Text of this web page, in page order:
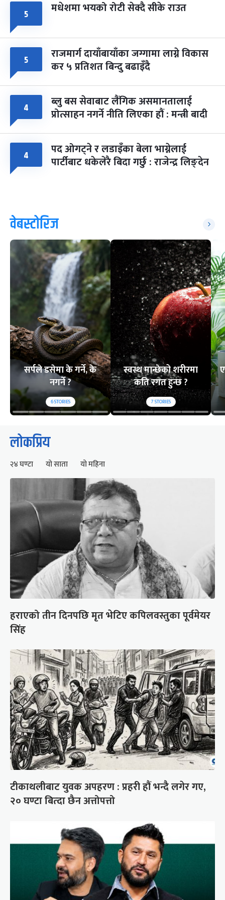
५ मधेशमा भयको रोटी सेक्दै सीके राउत
५ राजमार्ग दायाँबायाँका जग्गामा लाग्ने विकास
कर ५ प्रतिशत बिन्दु बढाइँदै
४ ब्लु बस सेवाबाट लैंगिक असमानतालाई
प्रोत्साहन नगर्ने नीति लिएका हौं : मन्त्री बादी
४ पद ओगट्ने र लडाइँका बेला भाग्नेलाई
पार्टीबाट धकेलेरै बिदा गर्छु : राजेन्द्र लिङ्देन
वेबस्टोरिज
सर्पले डसेमा के गर्ने, के
नगर्ने ?
6STORIES
स्वस्थ मान्छेको शरीरमा
कति रगत हुन्छ ?
7STORIES
लोकप्रिय
२४ घण्टा यो साता यो महिना
हराएको तीन दिनपछि मृत भेटिए कपिलवस्तुका पूर्वमेयर
सिंह
टीकाथलीबाट युवक अपहरण : प्रहरी हौं भन्दै लगेर गए,
२० घण्टा बित्दा छैन अत्तोपत्तो